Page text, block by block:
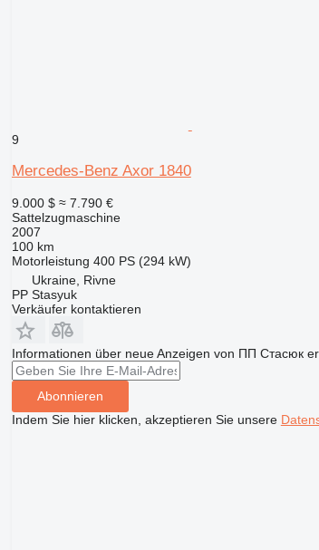
9
Mercedes-Benz Axor 1840
9.000 $ ≈ 7.790 €
Sattelzugmaschine
2007
100 km
Motorleistung 400 PS (294 kW)
Ukraine, Rivne
PP Stasyuk
Verkäufer kontaktieren
Informationen über neue Anzeigen von ПП Стасюк
Abonnieren
Indem Sie hier klicken, akzeptieren Sie unsere